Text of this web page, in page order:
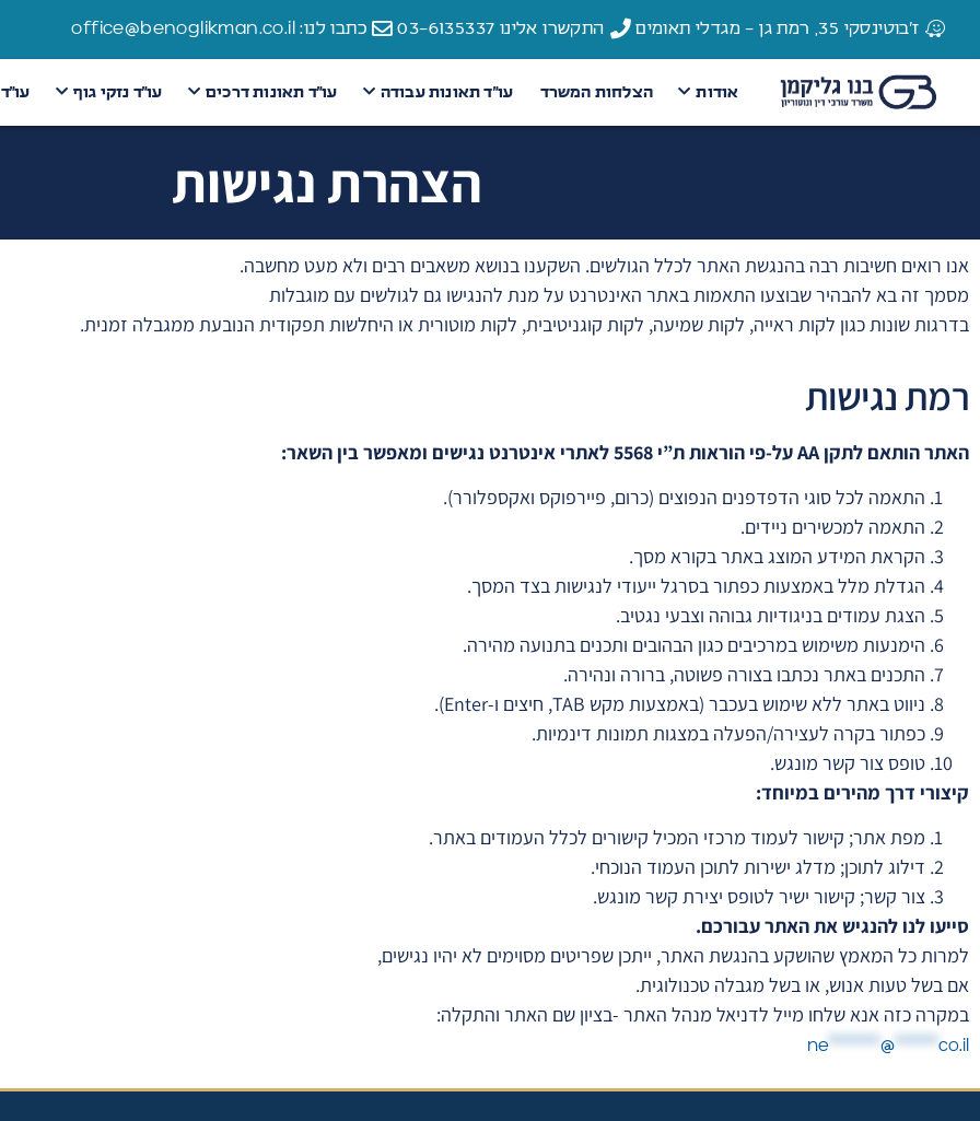
ז'בוטינסקי 35, רמת גן - מגדלי תאומים התקשרו אלינו 03-6135337 כתבו לנו: office@benoglikman.co.il
אודות הצלחות המשרד עו״ד תאונות עבודה עו״ד תאונות דרכים עו״ד נזקי גוף
הצהרת נגישות
אנו רואים חשיבות רבה בהנגשת האתר לכלל הגולשים. השקענו בנושא משאבים רבים ולא מעט מחשבה.
מסמך זה בא להבהיר שבוצעו התאמות באתר האינטרנט על מנת להנגישו גם לגולשים עם מוגבלות
בדרגות שונות כגון לקות ראייה, לקות שמיעה, לקות קוגניטיבית, לקות מוטורית או היחלשות תפקודית הנובעת ממגבלה זמנית.
רמת נגישות
האתר הותאם לתקן AA על-פי הוראות ת”י 5568 לאתרי אינטרנט נגישים ומאפשר בין השאר:
התאמה לכל סוגי הדפדפנים הנפוצים (כרום, פיירפוקס ואקספלורר).
התאמה למכשירים ניידים.
הקראת המידע המוצג באתר בקורא מסך.
הגדלת מלל באמצעות כפתור בסרגל ייעודי לנגישות בצד המסך.
הצגת עמודים בניגודיות גבוהה וצבעי נגטיב.
הימנעות משימוש במרכיבים כגון הבהובים ותכנים בתנועה מהירה.
התכנים באתר נכתבו בצורה פשוטה, ברורה ונהירה.
ניווט באתר ללא שימוש בעכבר (באמצעות מקש TAB, חיצים ו-Enter).
כפתור בקרה לעצירה/הפעלה במצגות תמונות דינמיות.
טופס צור קשר מונגש.
קיצורי דרך מהירים במיוחד:
מפת אתר; קישור לעמוד מרכזי המכיל קישורים לכלל העמודים באתר.
דילוג לתוכן; מדלג ישירות לתוכן העמוד הנוכחי.
צור קשר; קישור ישיר לטופס יצירת קשר מונגש.
סייעו לנו להנגיש את האתר עבורכם.
למרות כל המאמץ שהושקע בהנגשת האתר, ייתכן שפריטים מסוימים לא יהיו נגישים,
אם בשל טעות אנוש, או בשל מגבלה טכנולוגית.
במקרה כזה אנא שלחו מייל לדניאל מנהל האתר -בציון שם האתר והתקלה:
ne******@*****co.il